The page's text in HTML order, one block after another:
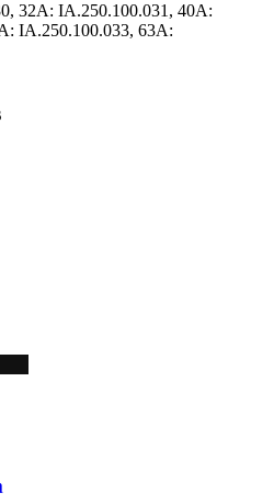
32A: IA.250.100.031, 40A:
IA.250.100.033, 63A: